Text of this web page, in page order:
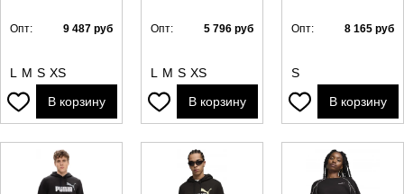
Опт: 9 487 руб
L M S XS
В корзину
Опт: 5 796 руб
L M S XS
В корзину
Опт: 8 165 руб
S
В корзину